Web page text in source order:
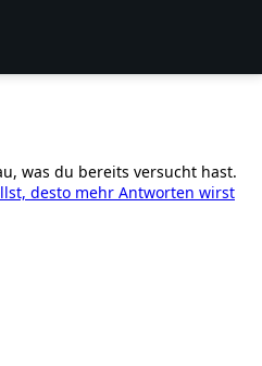
was du bereits versucht hast.
desto mehr Antworten wirst